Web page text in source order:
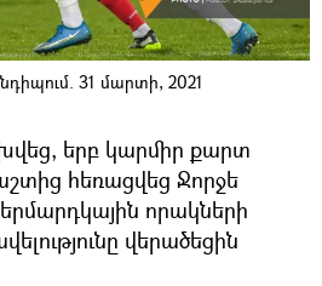
31 մարտի, 2021
երբ կարմիր քարտ
հեռացվեց Ջորջե
որակների
վերածեցին